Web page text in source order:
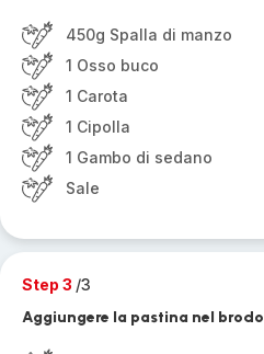
450g Spalla di manzo
1 Osso buco
1 Carota
1 Cipolla
1 Gambo di sedano
Sale
Step 3 /3
Aggiungere la pastina nel brodo